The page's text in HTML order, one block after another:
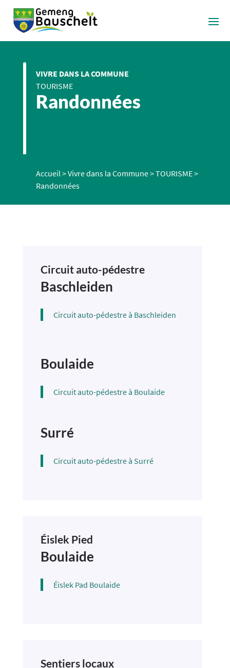
VIVRE DANS LA COMMUNE
TOURISME
Randonnées
Accueil>Vivre dans la Commune>TOURISME>
Randonnées
Circuit auto-pédestre
Baschleiden
Circuit auto-pédestre à Baschleiden
Boulaide
Circuit auto-pédestre à Boulaide
Surré
Circuit auto-pédestre à Surré
Éislek Pied
Boulaide
Éislek Pad Boulaide
Sentiers locaux